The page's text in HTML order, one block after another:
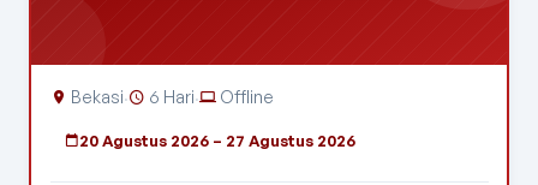
Bekasi· 6 Hari· Offline
20 Agustus 2026 – 27 Agustus 2026